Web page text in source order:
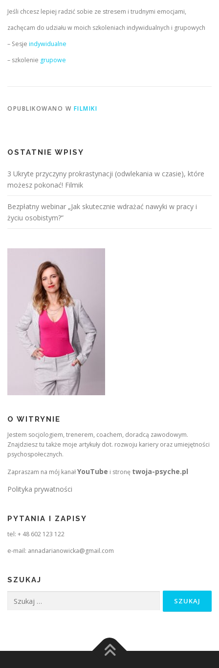
Jeśli chcesz lepiej radzić sobie ze stresem i trudnymi emocjami,
zachęcam do udziału w moich szkoleniach indywidualnych i grupowych
– Sesje indywidualne
– szkolenie grupowe
OPUBLIKOWANO W FILMIKI
OSTATNIE WPISY
3 Ukryte przyczyny prokrastynacji (odwlekania w czasie), które
możesz pokonać! Filmik
Bezpłatny webinar „Jak skutecznie wdrażać nawyki w pracy i
życiu osobistym?”
O WITRYNIE
Jestem socjologiem, trenerem, coachem, doradcą zawodowym.
Znajdziesz tu także moje artykuły dot. rozwoju kariery oraz umiejętności
psychospołecznych.
Zapraszam na mój kanałYouTube i stronę twoja-psyche.pl
Polityka prywatności
PYTANIA I ZAPISY
tel: + 48 602 123 122
e-mail: annadarianowicka@gmail.com
SZUKAJ